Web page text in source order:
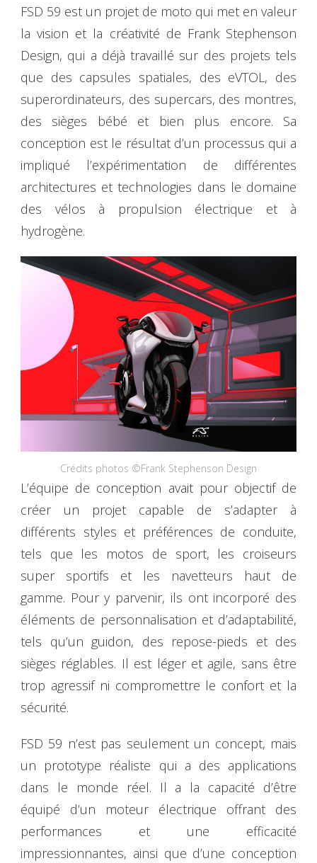
FSD 59 est un projet de moto qui met en valeur
la vision et la créativité de Frank Stephenson
Design, qui a déjà travaillé sur des projets tels
que des capsules spatiales, des eVTOL, des
superordinateurs, des supercars, des montres,
des sièges bébé et bien plus encore. Sa
conception est le résultat d’un processus qui a
impliqué l’expérimentation de différentes
architectures et technologies dans le domaine
des vélos à propulsion électrique et à
hydrogène.
Crédits photos ©Frank Stephenson Design
L’équipe de conception avait pour objectif de
créer un projet capable de s’adapter à
différents styles et préférences de conduite,
tels que les motos de sport, les croiseurs
super sportifs et les navetteurs haut de
gamme. Pour y parvenir, ils ont incorporé des
éléments de personnalisation et d’adaptabilité,
tels qu’un guidon, des repose-pieds et des
sièges réglables. Il est léger et agile, sans être
trop agressif ni compromettre le confort et la
sécurité.
FSD 59 n’est pas seulement un concept, mais
un prototype réaliste qui a des applications
dans le monde réel. Il a la capacité d’être
équipé d’un moteur électrique offrant des
performances et une efficacité
impressionnantes, ainsi que d’une conception